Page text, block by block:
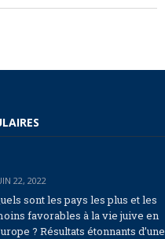
22, 2022
sont les pays les plus et les
favorables à la vie juive en
? Résultats étonnants d’une